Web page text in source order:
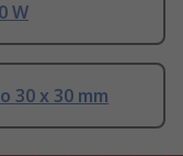
W
30 x 30 mm